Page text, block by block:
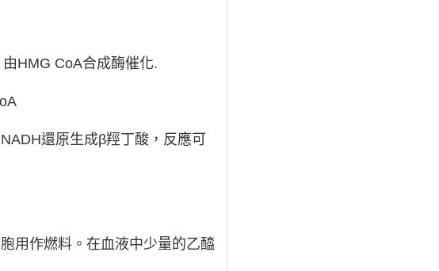
HMG CoA合成酶催化.
還原生成β羥丁酸，反應可
用作燃料。在血液中少量的乙醯